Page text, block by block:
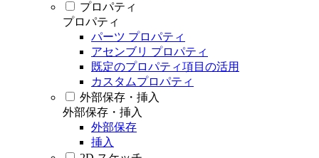
プロパティ
プロパティ
パーツ プロパティ
アセンブリ プロパティ
既定のプロパティ項目の活用
カスタムプロパティ
外部保存・挿入
外部保存・挿入
外部保存
挿入